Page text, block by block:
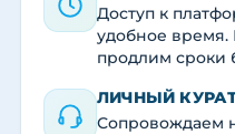
Доступ к
удобное
продлим сроки
ЛИЧНЫЙ
Сопровождаем